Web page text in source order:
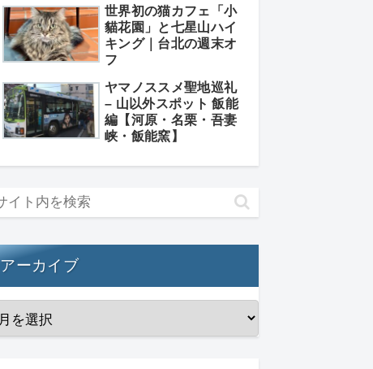
世界初の猫カフェ「小
貓花園」と七星山ハイ
キング｜台北の週末オ
フ
ヤマノススメ聖地巡礼
– 山以外スポット 飯能
編【河原・名栗・吾妻
峡・飯能窯】
アーカイブ